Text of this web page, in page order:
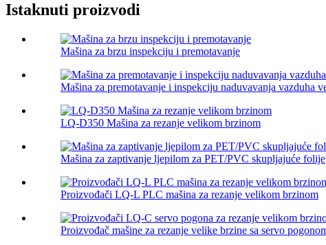
Istaknuti proizvodi
Mašina za brzu inspekciju i premotavanje
Mašina za premotavanje i inspekciju naduvavanja vazduha
LQ-D350 Mašina za rezanje velikom brzinom
Mašina za zaptivanje ljepilom za PET/PVC skupljajuće folije
Proizvođači LQ-L PLC mašina za rezanje velikom brzinom
Proizvođač mašine za rezanje velike brzine sa servo